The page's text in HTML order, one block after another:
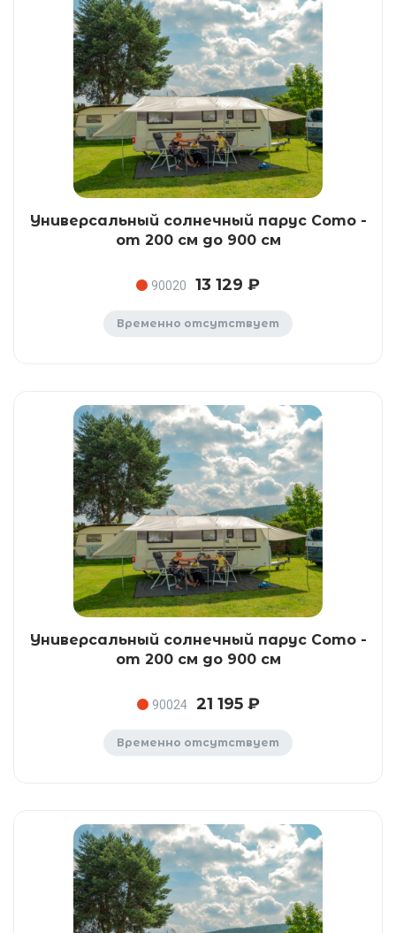
Универсальный солнечный парус Como -
от 200 см до 900 см
90020 13 129 ₽
Временно отсутствует
Универсальный солнечный парус Como -
от 200 см до 900 см
90024 21 195 ₽
Временно отсутствует